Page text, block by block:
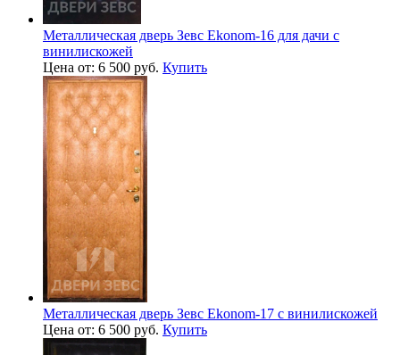
Металлическая дверь Зевс Ekonom-16 для дачи с
винилискожей
Цена от: 6 500 руб. Купить
Металлическая дверь Зевс Ekonom-17 с винилискожей
Цена от: 6 500 руб. Купить